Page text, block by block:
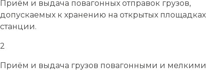
Приём и выдача повагонных отправок грузов,
допускаемых к хранению на открытых площадках
станции.
2
Приём и выдача грузов повагонными и мелкими